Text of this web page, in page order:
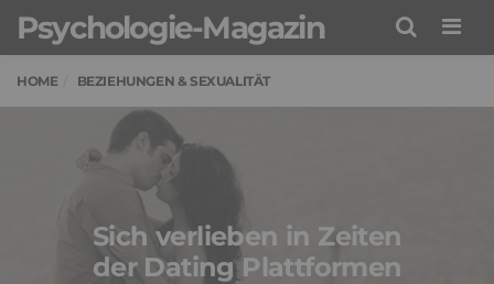
Psychologie-Magazin
HOME BEZIEHUNGEN & SEXUALITÄT
Sich verlieben in Zeiten
der Dating Plattformen